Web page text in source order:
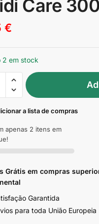
Care
€
2 em stock
a lista de compras
apenas 2 itens em
Grátis em compras
Garantida
para toda União Europeia